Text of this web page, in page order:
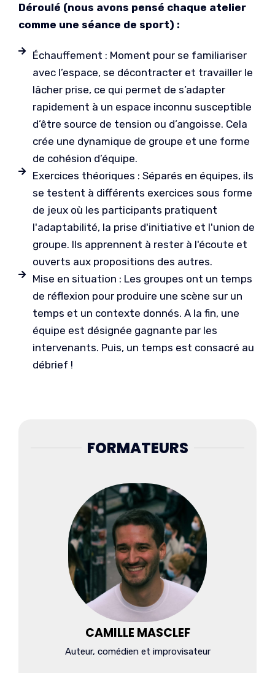
Déroulé (nous avons pensé chaque atelier
comme une séance de sport) :
Échauffement : Moment pour se familiariser
avec l’espace, se décontracter et travailler le
lâcher prise, ce qui permet de s’adapter
rapidement à un espace inconnu susceptible
d’être source de tension ou d’angoisse. Cela
crée une dynamique de groupe et une forme
de cohésion d’équipe.
Exercices théoriques : Séparés en équipes, ils
se testent à différents exercices sous forme
de jeux où les participants pratiquent
l'adaptabilité, la prise d'initiative et l'union de
groupe. Ils apprennent à rester à l'écoute et
ouverts aux propositions des autres.
Mise en situation : Les groupes ont un temps
de réflexion pour produire une scène sur un
temps et un contexte donnés. A la fin, une
équipe est désignée gagnante par les
intervenants. Puis, un temps est consacré au
débrief !
FORMATEURS
CAMILLE MASCLEF
Auteur, comédien et improvisateur